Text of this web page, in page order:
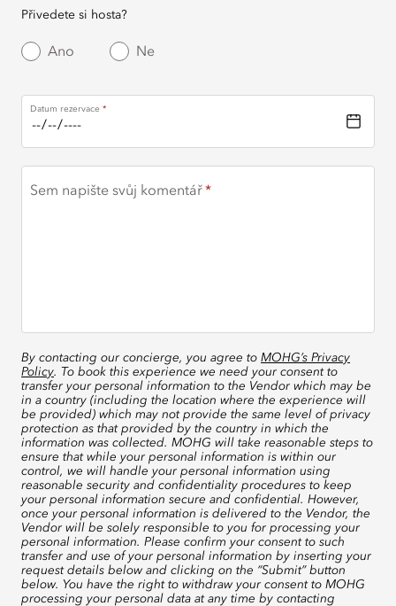
Přivedete si hosta?
Ano Ne
Datum rezervace
Sem napište svůj komentář
By contacting our concierge, you agree to MOHG’s Privacy
Policy. To book this experience we need your consent to
transfer your personal information to the Vendor which may be
in a country (including the location where the experience will
be provided) which may not provide the same level of privacy
protection as that provided by the country in which the
information was collected. MOHG will take reasonable steps to
ensure that while your personal information is within our
control, we will handle your personal information using
reasonable security and confidentiality procedures to keep
your personal information secure and confidential. However,
once your personal information is delivered to the Vendor, the
Vendor will be solely responsible to you for processing your
personal information. Please confirm your consent to such
transfer and use of your personal information by inserting your
request details below and clicking on the “Submit” button
below. You have the right to withdraw your consent to MOHG
processing your personal data at any time by contacting